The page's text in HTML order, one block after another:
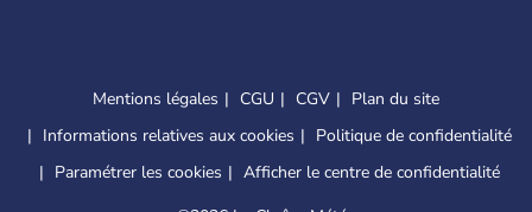
Mentions légales CGU CGV
Plan du site
Informations relatives aux cookies
Politique de confidentialité
Paramétrer les cookies
Afficher le centre de confidentialité